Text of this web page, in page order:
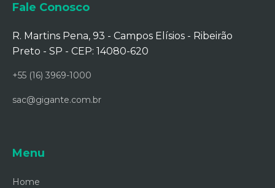
Capacetes para Oxigenação
Coluna Oftalmológica
Fale Conosco
R. Martins Pena, 93 - Campos Elísios - Ribeirão
Preto - SP - CEP: 14080-620
+55 (16) 3969-1000
sac@gigante.com.br
Menu
Home